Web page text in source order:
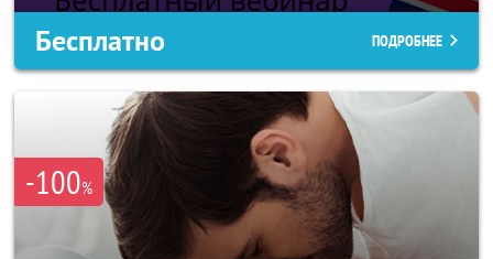
Бесплатно ПОДРОБНЕЕ
-100%